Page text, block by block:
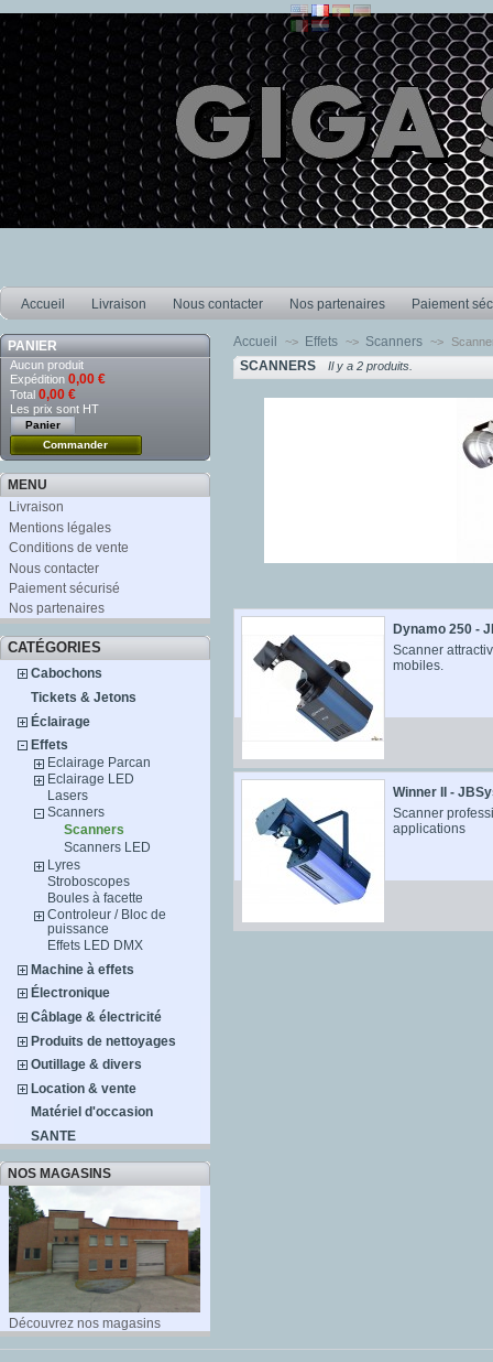
Accueil Livraison Nous contacter Nos partenaires Paiement
PANIER
Aucun produit
Expédition 0,00 €
Total 0,00 €
Les prix sont HT
Panier
Commander
MENU
Livraison
Mentions légales
Conditions de vente
Nous contacter
Paiement sécurisé
Nos partenaires
CATÉGORIES
Cabochons
Tickets & Jetons
Éclairage
Effets
Eclairage Parcan
Eclairage LED
Lasers
Scanners
Scanners
Scanners LED
Lyres
Stroboscopes
Boules à facette
Controleur / Bloc de
puissance
Effets LED DMX
Machine à effets
Électronique
Câblage & électricité
Produits de nettoyages
Outillage & divers
Location & vente
Matériel d'occasion
SANTE
NOS MAGASINS
Découvrez nos magasins
Accueil ~> Effets ~> Scanners ~>
SCANNERS Il y a 2 produits.
Dynamo 250 -
Scanner
mobiles.
Winner II -
Scanner
applications